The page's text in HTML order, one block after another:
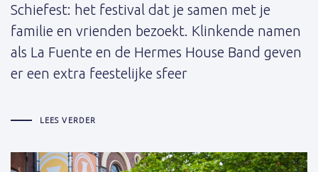
Schiefest: het festival dat je samen met je
familie en vrienden bezoekt. Klinkende namen
als La Fuente en de Hermes House Band geven
er een extra feestelijke sfeer
LEES VERDER
Schrijver: